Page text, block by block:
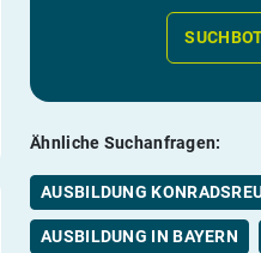
Ähnliche Suchanfragen:
AUSBILDUNG
AUSBILDUNG IN BAYERN